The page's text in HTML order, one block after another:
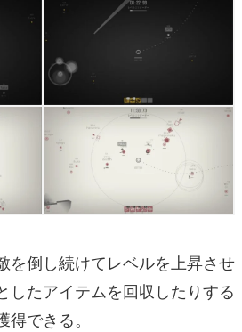
を倒し続けてレベルを上昇させ
したアイテムを回収したりする
できる。